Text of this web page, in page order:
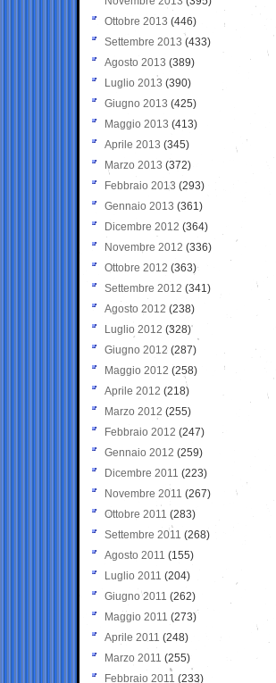
Ottobre 2013 (446)
Settembre 2013 (433)
Agosto 2013 (389)
Luglio 2013 (390)
Giugno 2013 (425)
Maggio 2013 (413)
Aprile 2013 (345)
Marzo 2013 (372)
Febbraio 2013 (293)
Gennaio 2013 (361)
Dicembre 2012 (364)
Novembre 2012 (336)
Ottobre 2012 (363)
Settembre 2012 (341)
Agosto 2012 (238)
Luglio 2012 (328)
Giugno 2012 (287)
Maggio 2012 (258)
Aprile 2012 (218)
Marzo 2012 (255)
Febbraio 2012 (247)
Gennaio 2012 (259)
Dicembre 2011 (223)
Novembre 2011 (267)
Ottobre 2011 (283)
Settembre 2011 (268)
Agosto 2011 (155)
Luglio 2011 (204)
Giugno 2011 (262)
Maggio 2011 (273)
Aprile 2011 (248)
Marzo 2011 (255)
Febbraio 2011 (233)